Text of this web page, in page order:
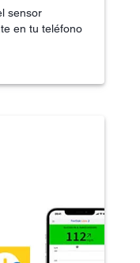
sensor
en tu teléfono